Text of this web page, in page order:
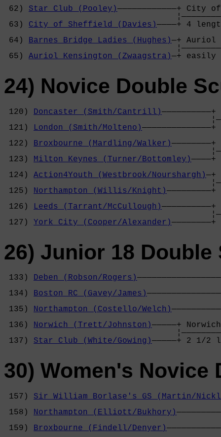
62) Star Club (Pooley)————————————+
63) City of Sheffield (Davies)————+ 4
64) Barnes Bridge Ladies (Hughes)—+
65) Auriol Kensington (Zwaagstra)
24) Novice Double
120) Doncaster (Smith/Cantrill)
121)
London (Smith/Molteno)
122)
Broxbourne (Mardling/Walker)
123)
Milton Keynes (Turner/Bottomley)
124) Action4Youth (Westbrook/Nourshargh)
125)
Northampton (Willis/Knight)
126)
Leeds (Tarrant/McCullough)
127) York City (Cooper/Alexander)
26) Junior 18 Double
133) Deben (Robson/Rogers)
134) Boston RC (Gavey/James)
135) Northampton (Costello/Welch)
136) Norwich (Trett/Johnston)—————+
137) Star Club (White/Gowing)
30) Women's Novice
157) Sir William Borlase's GS (Martin/
158) Northampton (Elliott/Bukhory)
159) Broxbourne (Findell/Denyer)